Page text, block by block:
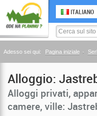
ITALIANO
Adesso sei qui: Pagina iniziale
Alloggio:
Alloggi privati,
camere, ville: